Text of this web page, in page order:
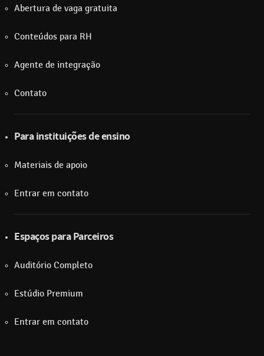
Abertura de vaga gratuita
Conteúdos para RH
Agente de integração
Contato
Para instituições de ensino
Materiais de apoio
Entrar em contato
Espaços para Parceiros
Auditório Completo
Estúdio Premium
Entrar em contato